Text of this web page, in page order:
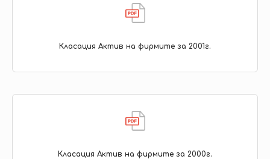
Класация Актив на фирмите за 2001г.
Класация Актив на фирмите за 2000г.